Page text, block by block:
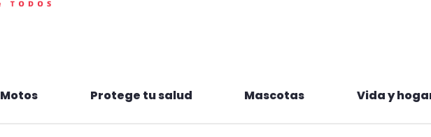
Motos Protege tu salud Mascotas Vida y